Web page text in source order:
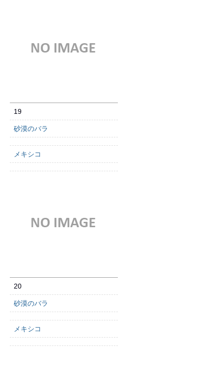
19
砂漠のバラ
メキシコ
20
砂漠のバラ
メキシコ